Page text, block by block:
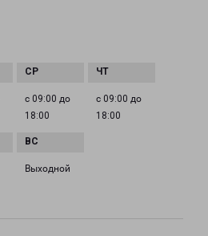
с 09:00 до
18:00
с 09:00 до
18:00
Выходной